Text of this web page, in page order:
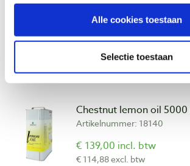
Alle cookies toestaan
Selectie toestaan
€ 99,60 incl. btw
€ 82,31 excl. btw
Op voorraad
Vergelijken
Chestnut lemon oil 5000
Artikelnummer: 18140
€ 139,00 incl. btw
€ 114,88 excl. btw